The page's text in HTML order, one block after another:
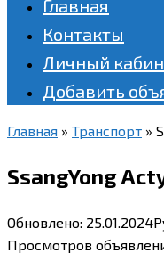
Главная
Контакты
Личный
Добавить
Главная » Транспорт »
SsangYong
Обновлено: 25.01.2024
Просмотров